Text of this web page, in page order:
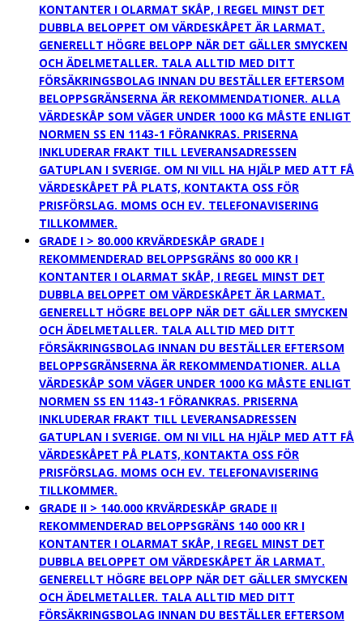
KONTANTER I OLARMAT SKÅP, I REGEL MINST DET
DUBBLA BELOPPET OM VÄRDESKÅPET ÄR LARMAT.
GENERELLT HÖGRE BELOPP NÄR DET GÄLLER SMYCKEN
OCH ÄDELMETALLER. TALA ALLTID MED DITT
FÖRSÄKRINGSBOLAG INNAN DU BESTÄLLER EFTERSOM
BELOPPSGRÄNSERNA ÄR REKOMMENDATIONER. ALLA
VÄRDESKÅP SOM VÄGER UNDER 1000 KG MÅSTE ENLIGT
NORMEN SS EN 1143-1 FÖRANKRAS. PRISERNA
INKLUDERAR FRAKT TILL LEVERANSADRESSEN
GATUPLAN I SVERIGE. OM NI VILL HA HJÄLP MED ATT FÅ
VÄRDESKÅPET PÅ PLATS, KONTAKTA OSS FÖR
PRISFÖRSLAG. MOMS OCH EV. TELEFONAVISERING
TILLKOMMER.
GRADE I > 80.000 KRVÄRDESKÅP GRADE I
REKOMMENDERAD BELOPPSGRÄNS 80 000 KR I
KONTANTER I OLARMAT SKÅP, I REGEL MINST DET
DUBBLA BELOPPET OM VÄRDESKÅPET ÄR LARMAT.
GENERELLT HÖGRE BELOPP NÄR DET GÄLLER SMYCKEN
OCH ÄDELMETALLER. TALA ALLTID MED DITT
FÖRSÄKRINGSBOLAG INNAN DU BESTÄLLER EFTERSOM
BELOPPSGRÄNSERNA ÄR REKOMMENDATIONER. ALLA
VÄRDESKÅP SOM VÄGER UNDER 1000 KG MÅSTE ENLIGT
NORMEN SS EN 1143-1 FÖRANKRAS. PRISERNA
INKLUDERAR FRAKT TILL LEVERANSADRESSEN
GATUPLAN I SVERIGE. OM NI VILL HA HJÄLP MED ATT FÅ
VÄRDESKÅPET PÅ PLATS, KONTAKTA OSS FÖR
PRISFÖRSLAG. MOMS OCH EV. TELEFONAVISERING
TILLKOMMER.
GRADE II > 140.000 KRVÄRDESKÅP GRADE II
REKOMMENDERAD BELOPPSGRÄNS 140 000 KR I
KONTANTER I OLARMAT SKÅP, I REGEL MINST DET
DUBBLA BELOPPET OM VÄRDESKÅPET ÄR LARMAT.
GENERELLT HÖGRE BELOPP NÄR DET GÄLLER SMYCKEN
OCH ÄDELMETALLER. TALA ALLTID MED DITT
FÖRSÄKRINGSBOLAG INNAN DU BESTÄLLER EFTERSOM